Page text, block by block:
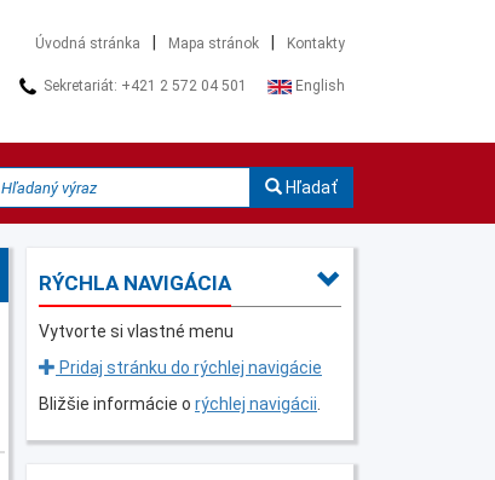
Úvodná stránka Mapa stránok Kontakty
Sekretariát: +421 2 572 04 501 English
Hľadať
RÝCHLA NAVIGÁCIA
Vytvorte si vlastné menu
Pridaj stránku do rýchlej navigácie
Bližšie informácie o rýchlej navigácii